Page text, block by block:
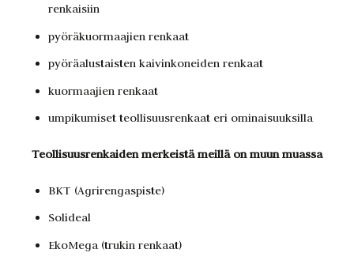
renkaisiin
pyöräkuormaajien renkaat
pyöräalustaisten kaivinkoneiden renkaat
kuormaajien renkaat
umpikumiset teollisuusrenkaat eri ominaisuuksilla
Teollisuusrenkaiden merkeistä meillä on muun muassa
BKT (Agrirengaspiste)
Solideal
EkoMega (trukin renkaat)